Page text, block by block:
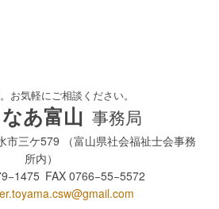
お気軽にご相談ください。
あ富山 事務局
市三ケ579 （富山県社会福祉士会事務
所内）
FAX 0766−55−5572